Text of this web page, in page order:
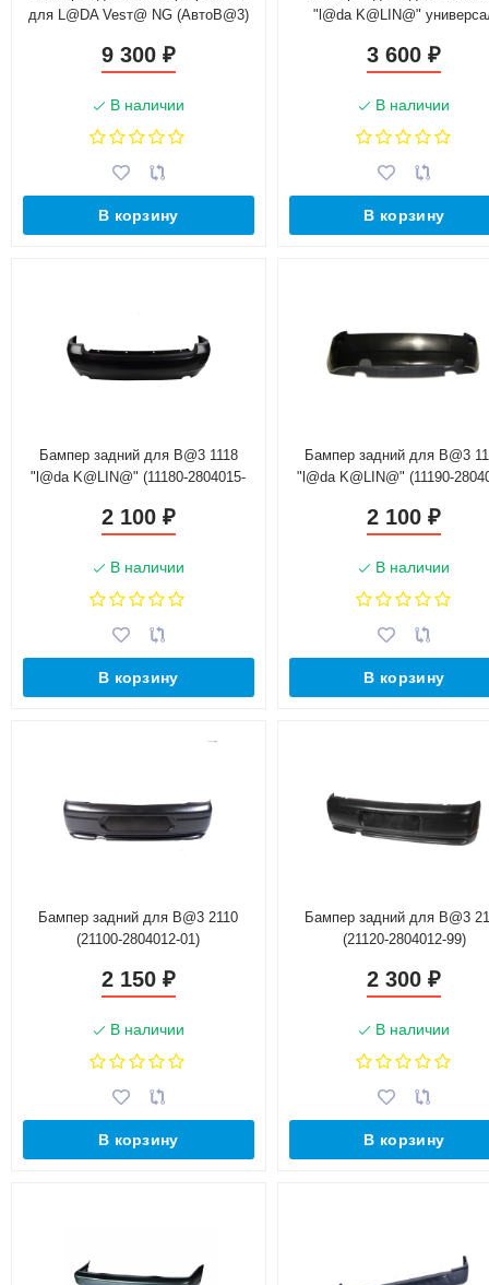
для L@DA Vesт@ NG (АвтоB@3)
9 300 ₽
В наличии
В корзину
"l@da K@LIN@"
3 600₽
В наличии
В корзину
Бампер задний для B@3 1118
"l@da K@LIN@" (11180-2804015-
2 100 ₽
В наличии
В корзину
Бампер задний для B@3
"l@da K@LIN@" (11190-
2 100₽
В наличии
В корзину
Бампер задний для B@3 2110
(21100-2804012-01)
2 150 ₽
В наличии
В корзину
Бампер задний для B@3
(21120-2804012-99)
2 300₽
В наличии
В корзину